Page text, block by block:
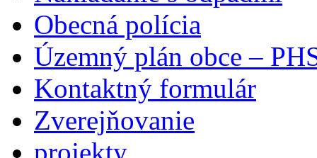
Obecná polícia
Územný plán obce –
Kontaktný formulár
Zverejňovanie